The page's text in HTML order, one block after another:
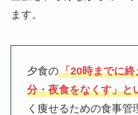
ます。
夕食の「20時までに
分・夜食をなくす」と
く痩せるための食事管